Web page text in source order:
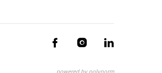
powered by polynorm